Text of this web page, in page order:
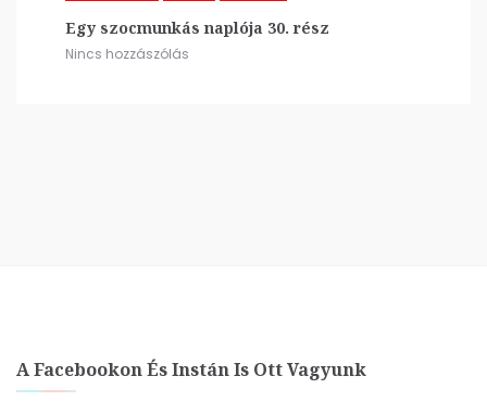
Egy szocmunkás naplója 30. rész
Nincs hozzászólás
A Facebookon És Instán Is Ott Vagyunk